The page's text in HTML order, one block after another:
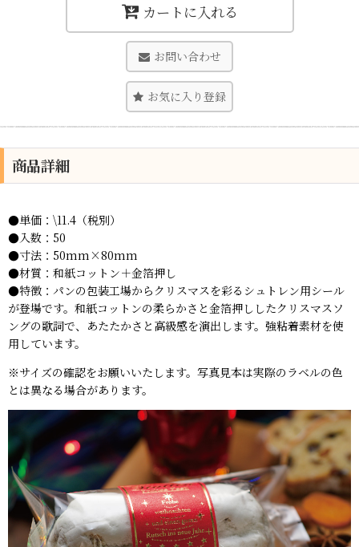
カートに入れる
お問い合わせ
お気に入り登録
商品詳細
●単価：\11.4（税別）
●入数：50
●寸法：50mm×80mm
●材質：和紙コットン＋金箔押し
●特徴：パンの包装工場からクリスマスを彩るシュトレン用シール
が登場です。和紙コットンの柔らかさと金箔押ししたクリスマスソ
ングの歌詞で、あたたかさと高級感を演出します。強粘着素材を使
用しています。
※サイズの確認をお願いいたします。写真見本は実際のラベルの色
とは異なる場合があります。